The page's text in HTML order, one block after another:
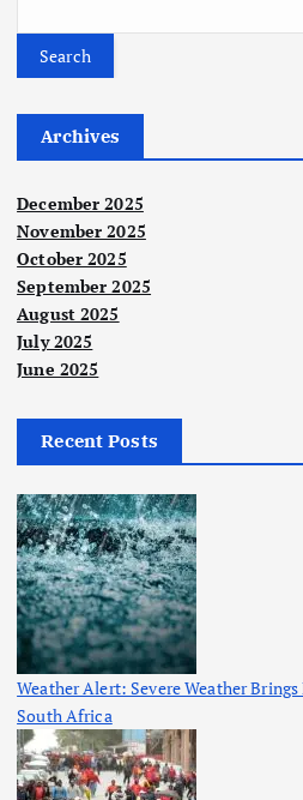
Search
Archives
December 2025
November 2025
October 2025
September 2025
August 2025
July 2025
June 2025
Recent Posts
Weather Alert: Severe Weather
South Africa